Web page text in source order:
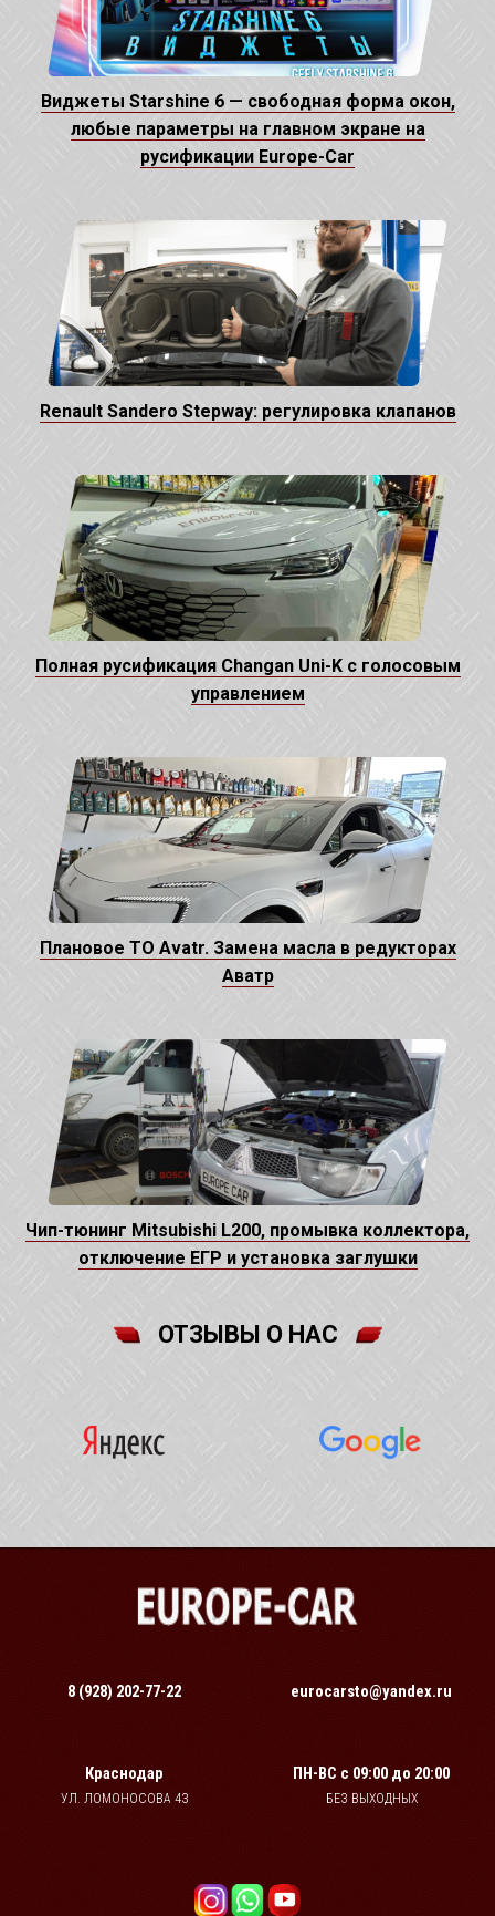
Виджеты Starshine 6 — свободная форма окон,
любые параметры на главном экране на
русификации Europe-Car
Renault Sandero Stepway: регулировка клапанов
Полная русификация Changan Uni-K с голосовым
управлением
Плановое ТО Avatr. Замена масла в редукторах
Аватр
Чип-тюнинг Mitsubishi L200, промывка коллектора,
отключение ЕГР и установка заглушки
ОТЗЫВЫ О НАС
8 (928) 202-77-22 eurocarsto@yandex.ru
Краснодар
УЛ. ЛОМОНОСОВА 43
ПН-ВС с 09:00 до 20:00
БЕЗ ВЫХОДНЫХ